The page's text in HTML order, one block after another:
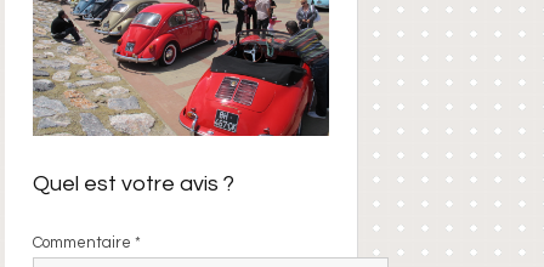
Quel est votre avis ?
Commentaire*